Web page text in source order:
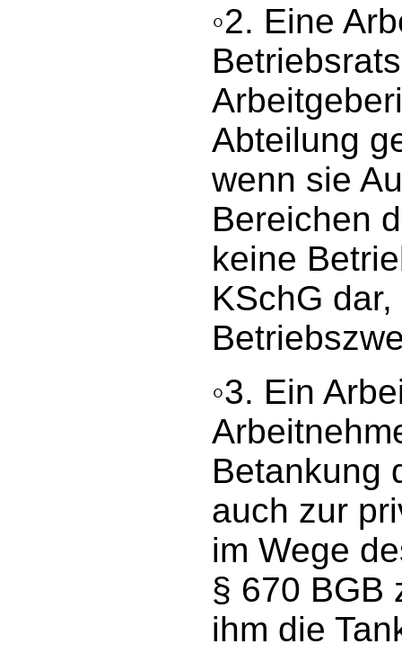
◦2. Eine
Abteilung
wenn sie
Bereichen
keine
KSchG
◦3. Ein
Betankung
auch zur
im Wege
§ 670 BGB
ihm die